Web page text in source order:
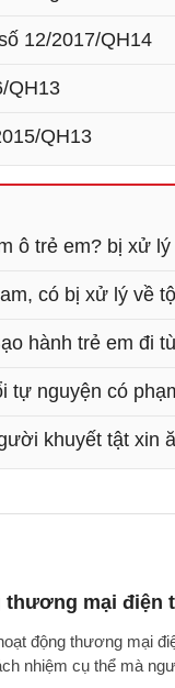
12/2017/QH14
QH13
QH13
ô trẻ em? bị xử
có bị xử lý về
hành trẻ em đi
tự nguyện có
khuyết tật xin
mại điện
động thương mại
nhiệm cụ thể mà